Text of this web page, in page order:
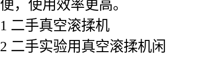
便，使用效率更高。
1 二手真空滚揉机
2 二手实验用真空滚揉机闲